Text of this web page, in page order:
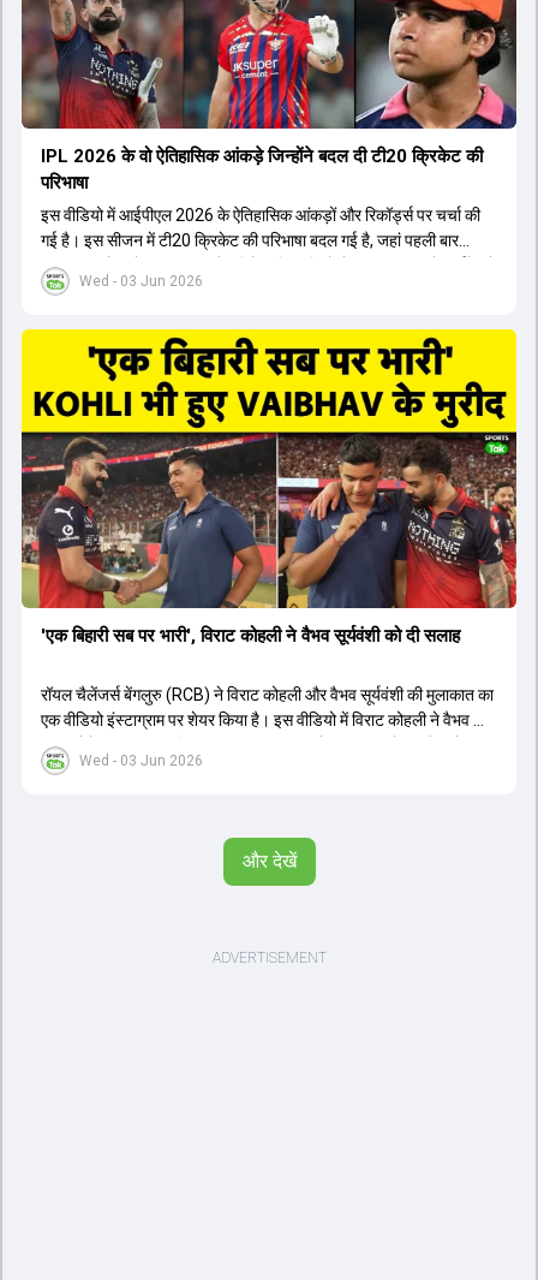
होता। यही कारण है कि RCB ने लगातार सफलता हासिल की है।
Wed - 03 Jun 2026
IPL 2026 के वो ऐतिहासिक आंकड़े जिन्होंने बदल दी टी20 क्रिकेट की
परिभाषा
इस वीडियो में आईपीएल 2026 के ऐतिहासिक आंकड़ों और रिकॉर्ड्स पर चर्चा की
गई है। इस सीजन में टी20 क्रिकेट की परिभाषा बदल गई है, जहां पहली बार
भारतीय बल्लेबाजों का स्ट्राइक रेट विदेशी खिलाड़ियों से ज्यादा रहा। पूरे टूर्नामेंट में
1426 छक्के लगे और 65 बार टीमों ने 200 से ज्यादा का स्कोर बनाया, जो एक
स्ट्राइक रेट के साथ मोस्ट वैल्युएबल प्लेयर का खिताब जीता। इसके अलावा पंजाब
और बेंगलुरु के प्रदर्शन के साथ-साथ लक्ष्य का पीछा करने वाली टीमों की सफलता
के आंकड़ों का भी विश्लेषण किया गया है।
Wed - 03 Jun 2026
'एक बिहारी सब पर भारी', विराट कोहली ने वैभव सूर्यवंशी को दी सलाह
रॉयल चैलेंजर्स बेंगलुरु (RCB) ने विराट कोहली और वैभव सूर्यवंशी की मुलाकात का
एक वीडियो इंस्टाग्राम पर शेयर किया है। इस वीडियो में विराट कोहली ने वैभव को
सलाह देते हुए कहा, 'एक बिहारी सब पर भारी। बस गेम खत्म।' कोहली ने उन्हें खुद
पर विश्वास रखने और नकारात्मक बातों पर ध्यान न देने की सलाह दी। आईपीएल
सीरीज खेलेंगे। वहीं, विराट कोहली लंदन रवाना हो गए हैं और अगली वनडे सीरीज में
और देखें